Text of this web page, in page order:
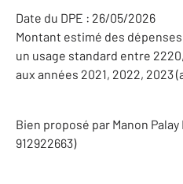
Date du DPE : 26/05/2026
Montant estimé des
un usage standard entre
aux années 2021, 2022, 2023
Bien proposé par Manon Palay
912922663)